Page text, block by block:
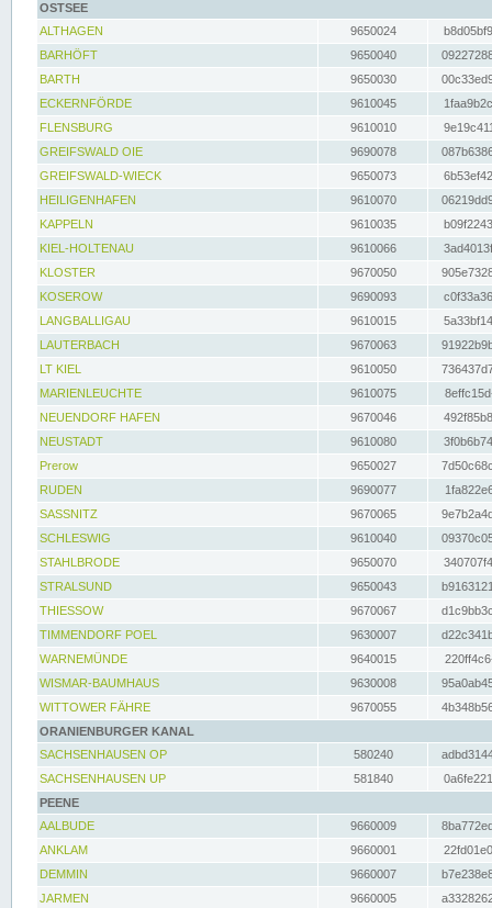
OSTSEE
ALTHAGEN
9650024
BARHÖFT
9650040
BARTH
9650030
ECKERNFÖRDE
9610045
FLENSBURG
9610010
GREIFSWALD OIE
9690078
GREIFSWALD-WIECK
9650073
HEILIGENHAFEN
9610070
KAPPELN
9610035
KIEL-HOLTENAU
9610066
KLOSTER
9670050
KOSEROW
9690093
LANGBALLIGAU
9610015
LAUTERBACH
9670063
LT KIEL
9610050
MARIENLEUCHTE
9610075
NEUENDORF HAFEN
9670046
NEUSTADT
9610080
Prerow
9650027
RUDEN
9690077
SASSNITZ
9670065
SCHLESWIG
9610040
STAHLBRODE
9650070
STRALSUND
9650043
THIESSOW
9670067
TIMMENDORF POEL
9630007
WARNEMÜNDE
9640015
WISMAR-BAUMHAUS
9630008
WITTOWER FÄHRE
9670055
ORANIENBURGER KANAL
SACHSENHAUSEN OP
580240
SACHSENHAUSEN UP
581840
PEENE
AALBUDE
9660009
ANKLAM
9660001
DEMMIN
9660007
JARMEN
9660005